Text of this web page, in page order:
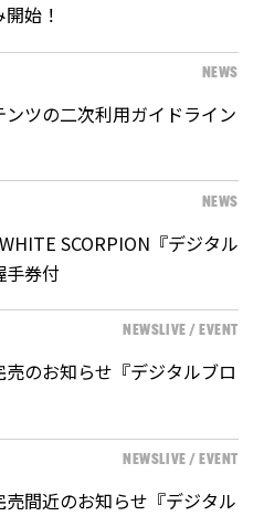
始！
ツの二次利用ガイドライン
NEWS
SCORPION『デジタル
手券付
NEWS
のお知らせ『デジタルブロ
NEWS LIVE / EVENT
間近のお知らせ『デジタル
NEWS LIVE / EVENT